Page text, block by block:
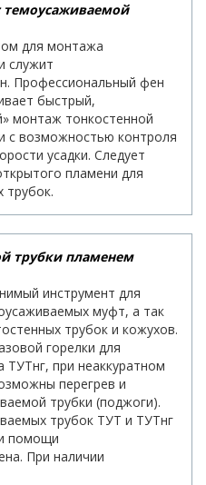
темоусаживаемой
для монтажа
служит
Профессиональный фен
быстрый,
монтаж тонкостенной
с возможностью контроля
усадки. Следует
пламени для
трубок.
трубки пламенем
инструмент для
муфт, а так
трубок и кожухов.
горелки для
ТУТнг, при неаккуратном
перегрев и
трубки (поджоги).
трубок ТУТ и ТУТнг
помощи
При наличии